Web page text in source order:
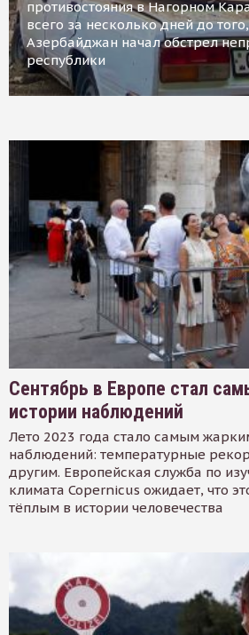
противостояния в Нагорном
всего за несколько дней до
Азербайджан начал обстрел
республики
Сентябрь в Европе стал
истории наблюдений
Лето 2023 года стало самым
наблюдений: температурные
другим. Европейская служба по
климата Copernicus ожидает, что
тёплым в истории человечества